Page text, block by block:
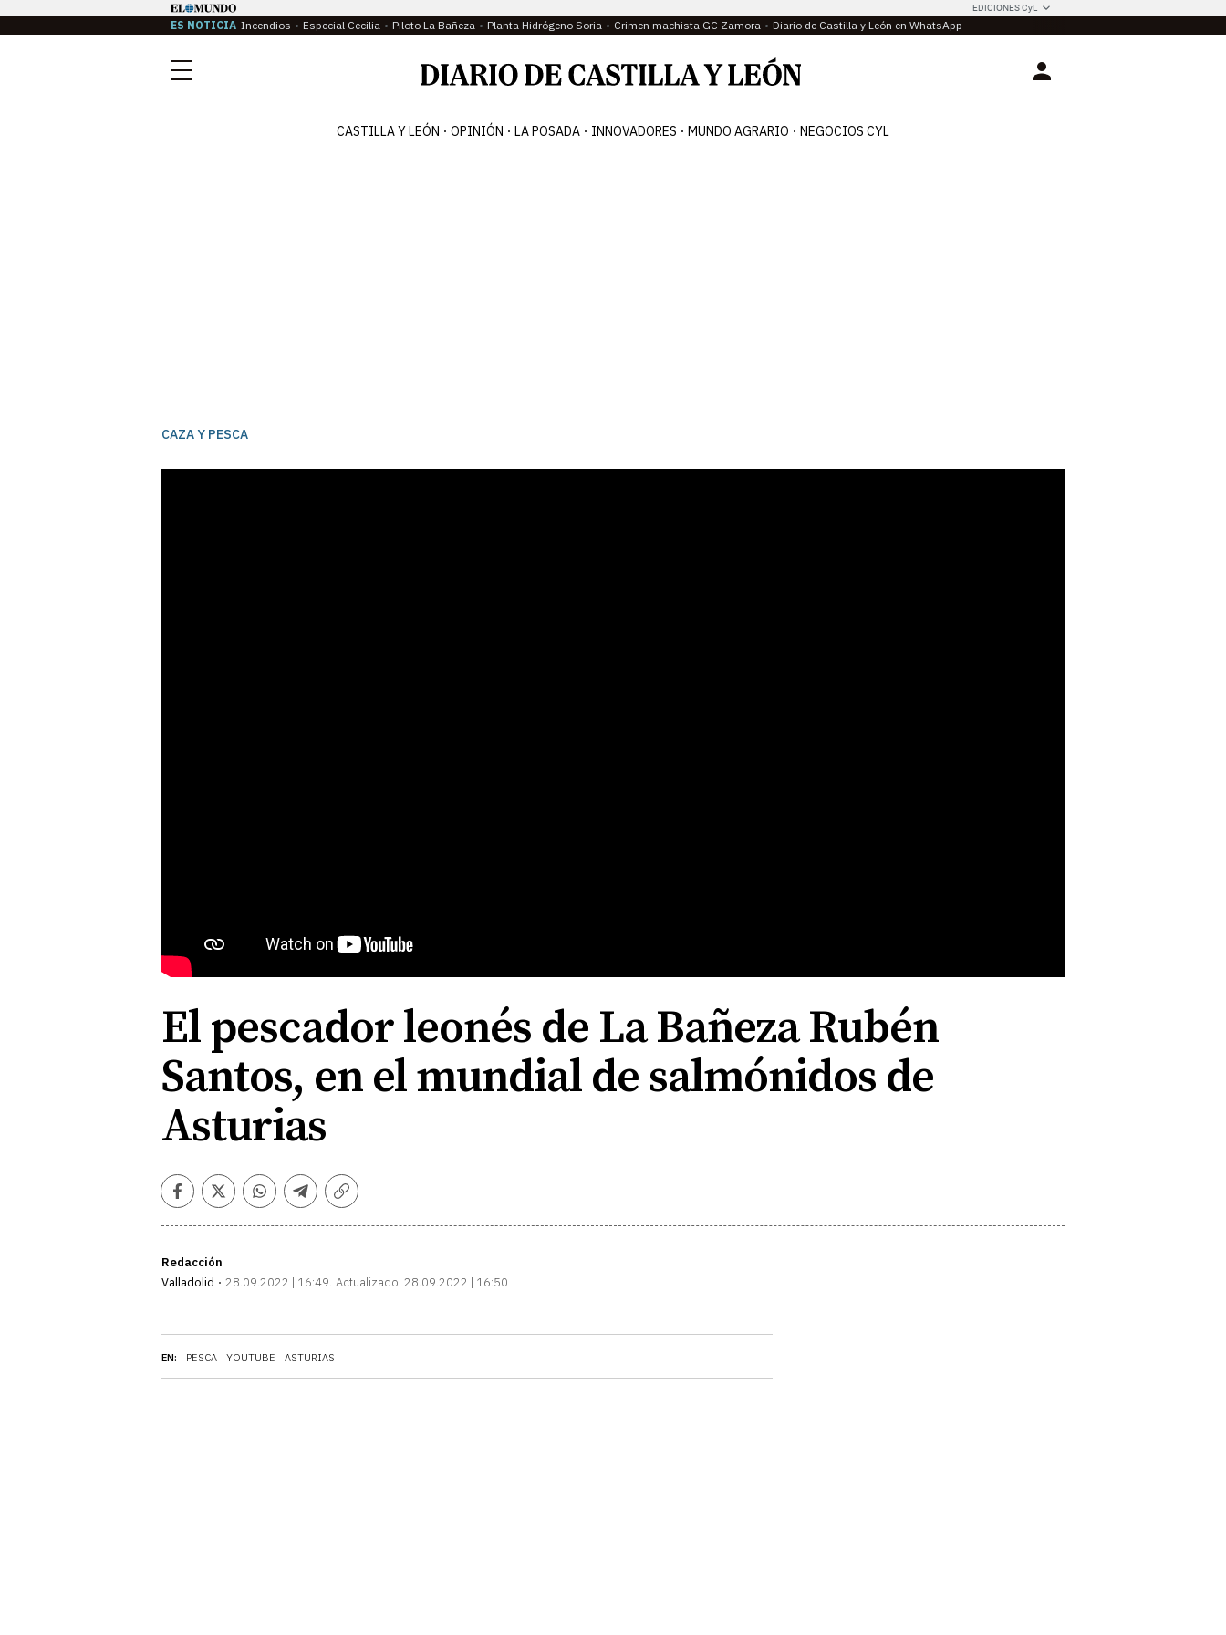
EDICIONES CyL
ES NOTICIA Incendios Especial Cecilia Piloto La Bañeza Planta Hidrógeno Soria Crimen machista GC Zamora Diario de Castilla y León en WhatsApp
Menú Login
CASTILLA Y LEÓN OPINIÓN LA POSADA INNOVADORES MUNDO AGRARIO NEGOCIOS CYL
CAZA Y PESCA
El pescador leonés de La Bañeza Rubén
Santos, en el mundial de salmónidos de
Asturias
Facebook
TwitterWhatsapp
Telegram
Copiar
Redacción
Valladolid
28.09.2022 | 16:49 Actualizado: 28.09.2022 | 16:50
EN: PESCA YOUTUBE ASTURIAS